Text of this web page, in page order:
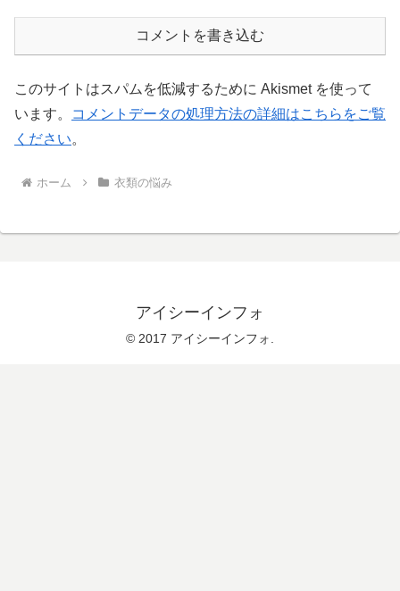
コメントを書き込む
このサイトはスパムを低減するために Akismet を使って
います。
コメントデータの処理方法の詳細はこちらをご覧
ください。
ホーム 衣類の悩み
アイシーインフォ
© 2017 アイシーインフォ.